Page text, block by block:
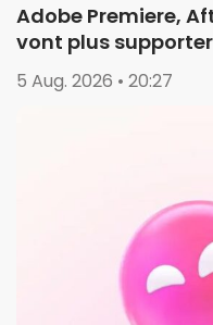
Adobe Premiere,
vont plus
5 Aug. 2026 • 20:27